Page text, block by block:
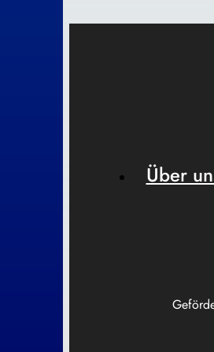
Über